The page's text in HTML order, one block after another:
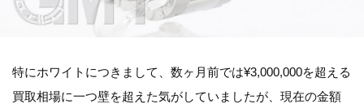
特にホワイトにつきまして、数ヶ月前では¥3,000,000を超える
買取相場に一つ壁を超えた気がしていましたが、現在の金額